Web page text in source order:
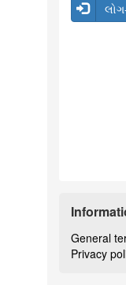
General
Privacy